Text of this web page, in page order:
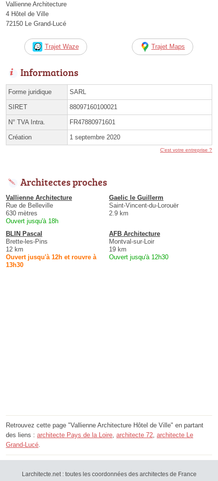
Vallienne Architecture
4 Hôtel de Ville
72150 Le Grand-Lucé
Trajet Waze Trajet Maps
Informations
Forme juridique SARL
SIRET 88097160100021
N° TVA Intra. FR47880971601
Création 1 septembre 2020
C'est votre entreprise ?
Architectes proches
Vallienne Architecture
Rue de Belleville
630 mètres
Ouvert jusqu'à 18h
Gaelic le Guillerm
Saint-Vincent-du-Lorouër
2.9 km
BLIN Pascal
Brette-les-Pins
12 km
Ouvert jusqu'à 12h et rouvre à
13h30
AFB Architecture
Montval-sur-Loir
19 km
Ouvert jusqu'à 12h30
Retrouvez cette page "Vallienne Architecture Hôtel de Ville" en partant
des liens : architecte Pays de la Loire, architecte 72, architecte Le
Grand-Lucé.
Larchitecte.net : toutes les coordonnées des architectes de France